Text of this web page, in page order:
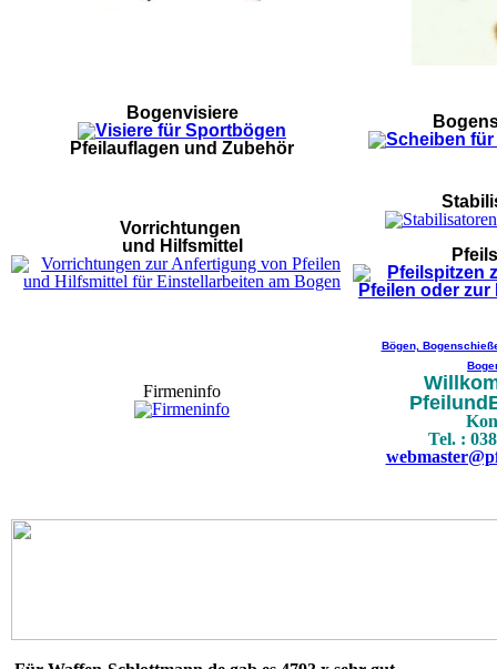
Bogenvisiere
Pfeilauflagen und Zubehör
Vorrichtungen
und Hilfsmittel
Firmeninfo
Bögen,
Tel. :